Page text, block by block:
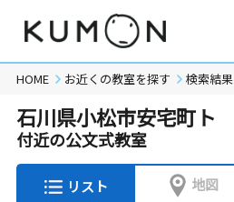
HOME お近くの教室を探す 検索結果
石川県小松市安宅町ト
付近の公文式教室
リスト 地図